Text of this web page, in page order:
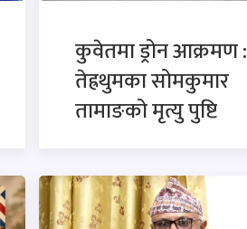
कुवेतमा ड्रोन आक्रमण :
तेह्रथुमका सोमकुमार
तामाङको मृत्यु पुष्टि